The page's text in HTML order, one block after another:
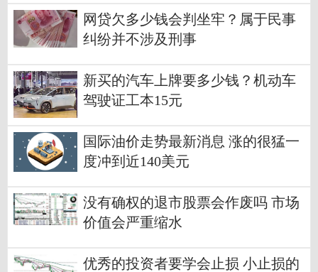
网贷欠多少钱会判坐牢？属于民事
纠纷并不涉及刑事
新买的汽车上牌要多少钱？机动车
驾驶证工本15元
国际油价走势最新消息 涨的很猛一
度冲到近140美元
没有确权的退市股票会作废吗 市场
价值会严重缩水
优秀的投资者要学会止损 小止损的